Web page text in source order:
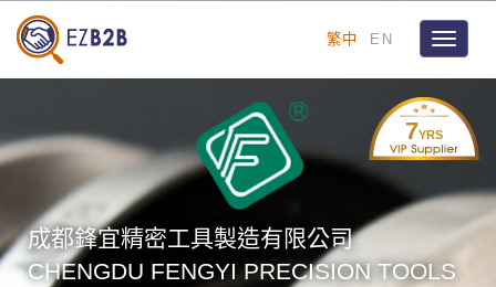
繁中 EN
Toggle
7YRS
成都鋒宜精密工具製造有限公司
CHENGDU FENGYI PRECISION TOOLS